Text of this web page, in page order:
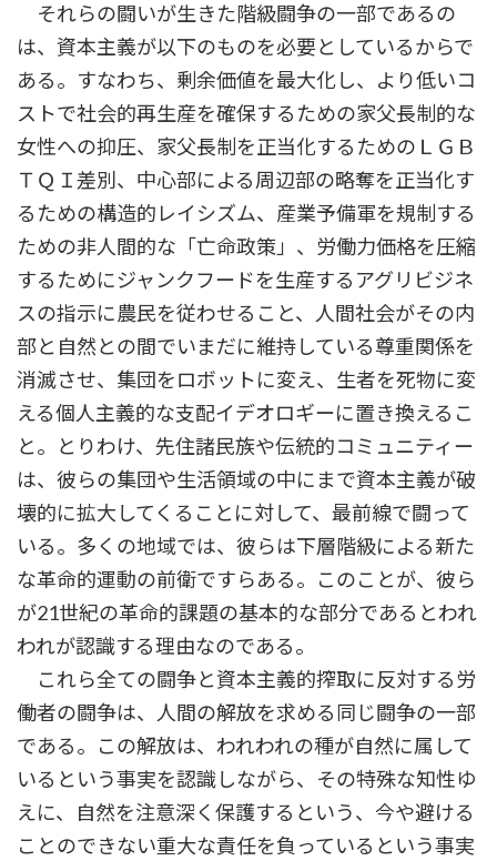
それらの闘いが生きた階級闘争の一部であるの
は、資本主義が以下のものを必要としているからで
ある。すなわち、剰余価値を最大化し、より低いコ
ストで社会的再生産を確保するための家父長制的な
女性への抑圧、家父長制を正当化するためのＬＧＢ
ＴＱＩ差別、中心部による周辺部の略奪を正当化す
るための構造的レイシズム、産業予備軍を規制する
ための非人間的な「亡命政策」、労働力価格を圧縮
するためにジャンクフードを生産するアグリビジネ
スの指示に農民を従わせること、人間社会がその内
部と自然との間でいまだに維持している尊重関係を
消滅させ、集団をロボットに変え、生者を死物に変
える個人主義的な支配イデオロギーに置き換えるこ
と。とりわけ、先住諸民族や伝統的コミュニティー
は、彼らの集団や生活領域の中にまで資本主義が破
壊的に拡大してくることに対して、最前線で闘って
いる。多くの地域では、彼らは下層階級による新た
な革命的運動の前衛ですらある。このことが、彼ら
が21世紀の革命的課題の基本的な部分であるとわれ
われが認識する理由なのである。
これら全ての闘争と資本主義的搾取に反対する労
働者の闘争は、人間の解放を求める同じ闘争の一部
である。この解放は、われわれの種が自然に属して
いるという事実を認識しながら、その特殊な知性ゆ
えに、自然を注意深く保護するという、今や避ける
ことのできない重大な責任を負っているという事実